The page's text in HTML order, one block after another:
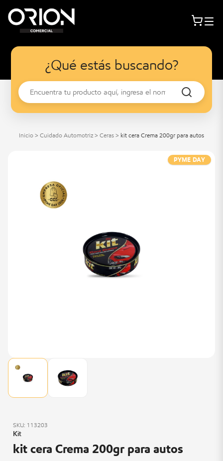
¿Qué estás buscando?
Inicio > Cuidado Automotriz > Ceras > kit cera Crema 200gr para autos
PYME DAY
SKU: 113203
Kit
kit cera Crema 200gr para autos